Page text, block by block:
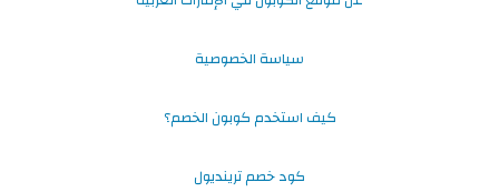
سياسة الخصوصية
كيف استخدم كوبون الخصم؟
كود خصم ترينديول